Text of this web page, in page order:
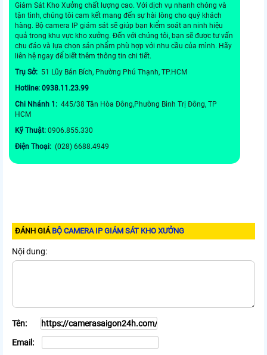
Giám Sát Kho Xưởng chất lượng cao. Với dịch vụ nhanh chóng và
tận tình, chúng tôi cam kết mang đến sự hài lòng cho quý khách
hàng. Bộ camera IP giám sát sẽ giúp bạn kiểm soát an ninh hiệu
quả trong khu vực kho xưởng. Đến với chúng tôi, bạn sẽ được tư vấn
chu đáo và lựa chọn sản phẩm phù hợp với nhu cầu của mình. Hãy
liên hệ ngay để biết thêm thông tin chi tiết.
Trụ Sở: 51 Lũy Bán Bích, Phường Phú Thạnh, TP.HCM
Hotline: 0938.11.23.99
Chi Nhánh 1: 445/38 Tân Hòa Đông,Phường Bình Trị Đông, TP
HCM
Kỹ Thuật: 0906.855.330
Điện Thoại: (028) 6688.4949
ĐÁNH GIÁ BỘ CAMERA IP GIÁM SÁT KHO XƯỞNG
Nội dung:
Tên:
Email: